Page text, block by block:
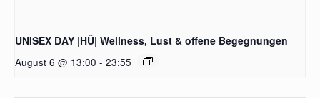
UNISEX DAY |HÜ| Wellness, Lust & offene Begegnungen
August 6 @ 13:00 - 23:55